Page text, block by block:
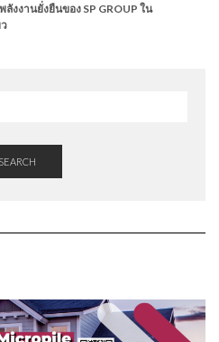
งงานยั่งยืนของ SP GROUP ใน
SEARCH